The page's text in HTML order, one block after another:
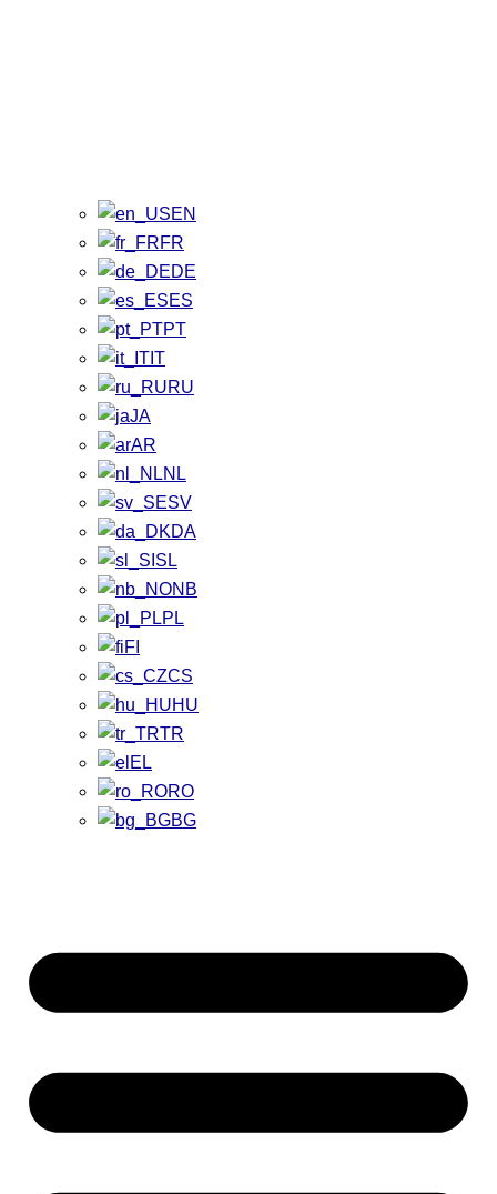
EN
FR
DE
ES
PT
IT
RU
JA
AR
NL
SV
DA
SL
NB
PL
FI
CS
HU
TR
EL
RO
BG